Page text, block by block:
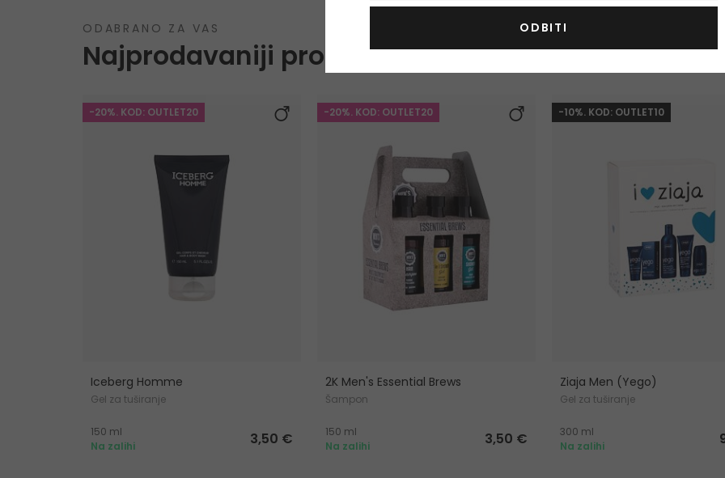
ODABRANO ZA VAS
Najprodavaniji proizvodi
-20%. KOD: OUTLET20
Iceberg Homme
Gel za tuširanje
150 ml
Na zalihi
3,50 €
-20%. KOD: OUTLET20
2K Men's Essential Brews
Šampon
150 ml
Na zalihi
3,50 €
-10%. KOD: OUTLET10
Ziaja Men (Yego)
Gel za tuširanje
300 ml
Na zalihi
ODBITI